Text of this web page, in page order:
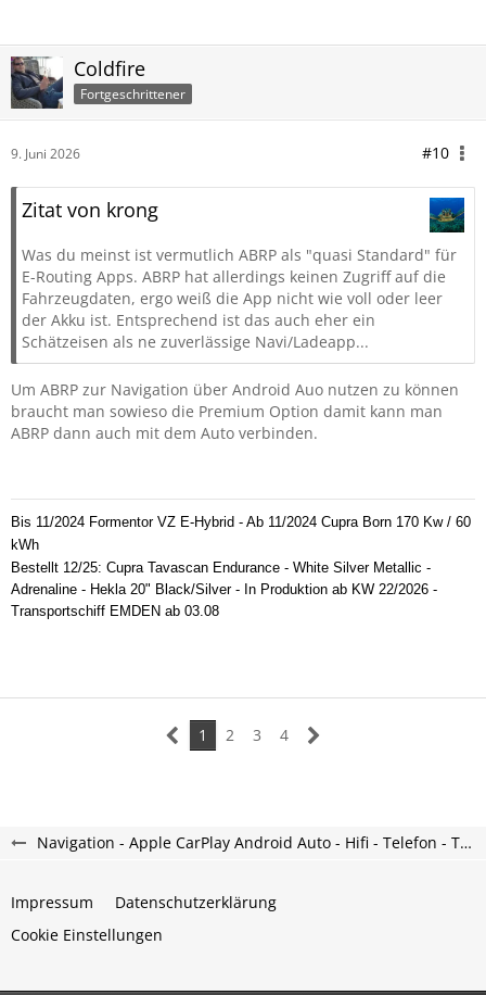
Coldfire
Fortgeschrittener
9. Juni 2026 #10
Zitat von krong
Was du meinst ist vermutlich ABRP als "quasi Standard" für
E-Routing Apps. ABRP hat allerdings keinen Zugriff auf die
Fahrzeugdaten, ergo weiß die App nicht wie voll oder leer
der Akku ist. Entsprechend ist das auch eher ein
Schätzeisen als ne zuverlässige Navi/Ladeapp...
Um ABRP zur Navigation über Android Auo nutzen zu können
braucht man sowieso die Premium Option damit kann man
ABRP dann auch mit dem Auto verbinden.
Bis 11/2024 Formentor VZ E-Hybrid - Ab 11/2024 Cupra Born 170 Kw / 60
kWh
Bestellt 12/25: Cupra Tavascan Endurance - White Silver Metallic -
Adrenaline - Hekla 20" Black/Silver - In Produktion ab KW 22/2026 -
Transportschiff EMDEN ab 03.08
1 2 3 4
Navigation - Apple CarPlay Android Auto - Hifi - Telefon - Tavascan Forum
Impressum
Datenschutzerklärung
Cookie Einstellungen